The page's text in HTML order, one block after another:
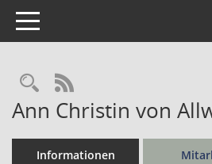
Toggle navigation
Rechercheauswahl
RSS-Feed
Ann Christin von
Informationen